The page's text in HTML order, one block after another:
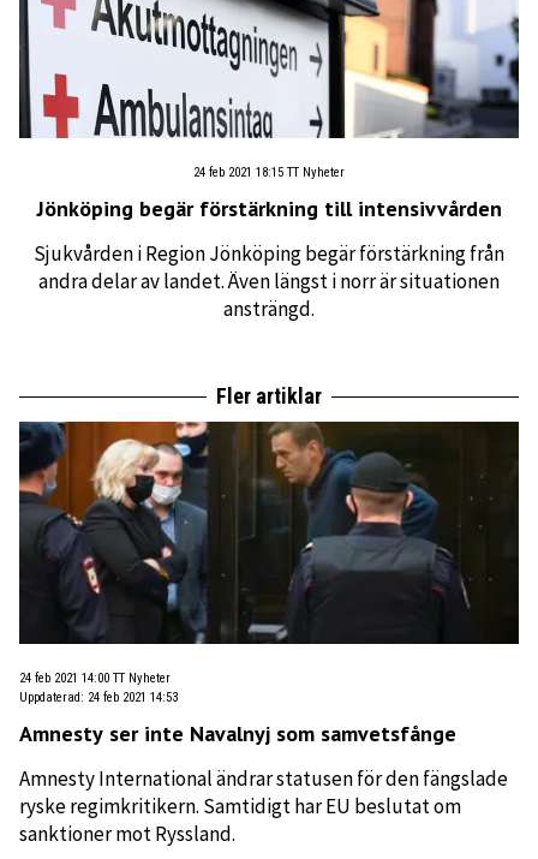
24 feb 2021 18:15 TT Nyheter
Jönköping begär förstärkning till intensivvården
Sjukvården i Region Jönköping begär förstärkning från
andra delar av landet. Även längst i norr är situationen
ansträngd.
Fler artiklar
24 feb 2021 14:00 TT Nyheter
Uppdaterad: 24 feb 2021 14:53
Amnesty ser inte Navalnyj som samvetsfånge
Amnesty International ändrar statusen för den fängslade
ryske regimkritikern. Samtidigt har EU beslutat om
sanktioner mot Ryssland.